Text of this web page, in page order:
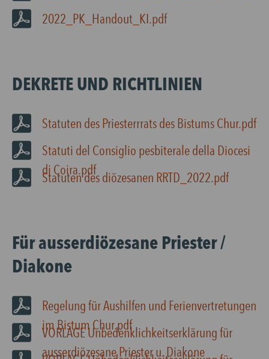
2022_PK_Handout_KI.pdf
DEKRETE UND RICHTLINIEN
Statuten des Priesterrrats des Bistums Chur.pdf
Statuti del Consiglio pesbiterale della Diocesi
di Coira.pdf
Statuten des diözesanen RRTD_2022.pdf
Für ausserdiözesane Priester /
Diakone
Regelung für Aushilfen und Ferienvertretungen
im Bistum Chur.pdf
VORLAGE Unbedenklichkeitserklärung für
ausserdiözesane Priester u. Diakone